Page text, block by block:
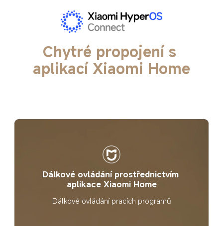
Chytré propojení s
aplikací Xiaomi Home
Dálkové ovládání prostřednictvím
aplikace Xiaomi Home
Dálkové ovládání pracích programů